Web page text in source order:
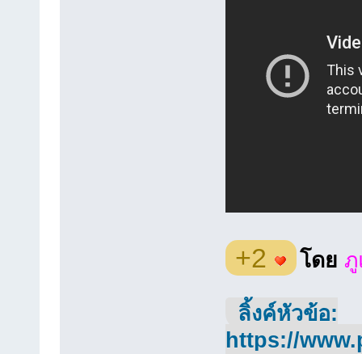
+2 โดย
ลิ้งค์หัวข้อ:
https://